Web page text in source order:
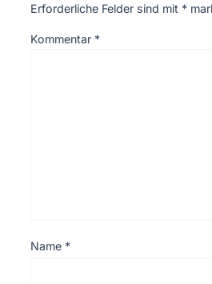
Erforderliche Felder sind mit *
Kommentar *
Name *